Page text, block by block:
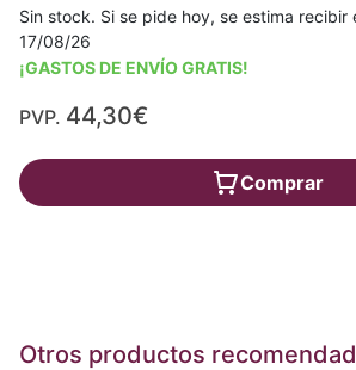
Sin stock. Si se pide hoy, se estima recibir
17/08/26
¡GASTOS DE ENVÍO GRATIS!
PVP. 44,30€
Comprar
Otros productos